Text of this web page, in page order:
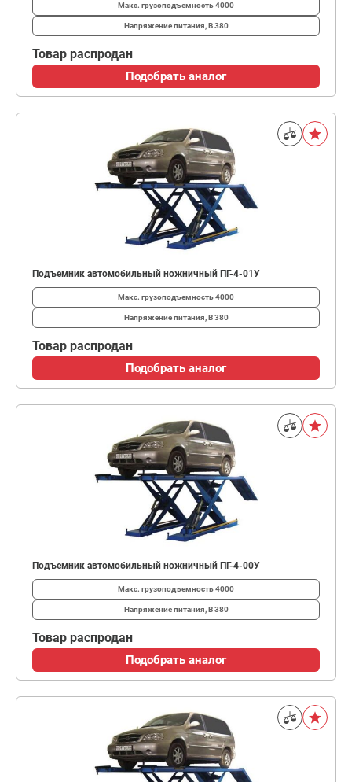
Макс. грузоподъемность4000
Напряжение питания, В380
Товар распродан
Подобрать аналог
Подъемник автомобильный ножничный ПГ-4-01У
Макс. грузоподъемность4000
Напряжение питания, В380
Товар распродан
Подобрать аналог
Подъемник автомобильный ножничный ПГ-4-00У
Макс. грузоподъемность4000
Напряжение питания, В380
Товар распродан
Подобрать аналог